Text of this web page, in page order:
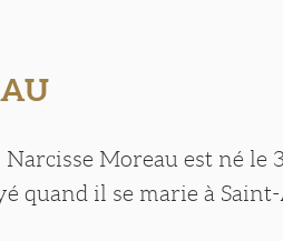
Moreau est né le
quand il se marie à